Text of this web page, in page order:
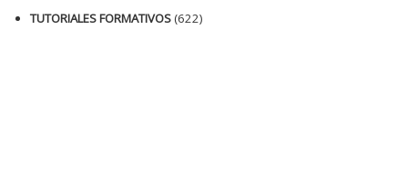
TUTORIALES FORMATIVOS(622)